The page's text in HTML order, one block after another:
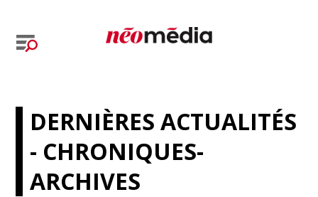
DERNIÈRES ACTUALITÉS
- CHRONIQUES-
ARCHIVES